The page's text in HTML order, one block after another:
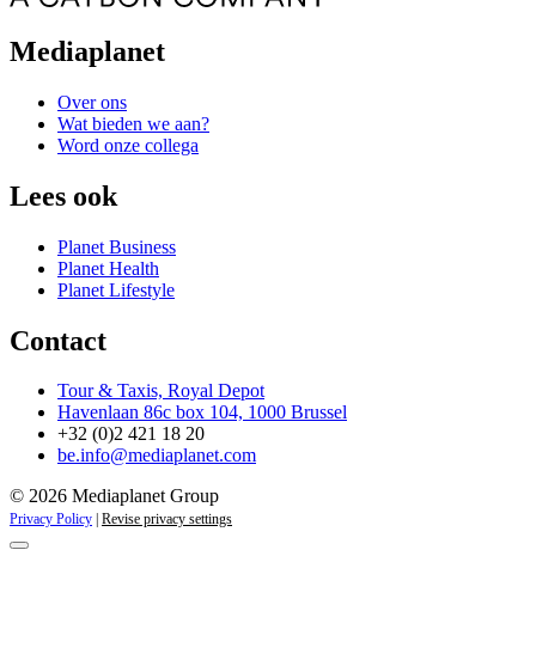
Mediaplanet
Over ons
Wat bieden we aan?
Word onze collega
Lees ook
Planet Business
Planet Health
Planet Lifestyle
Contact
Tour & Taxis, Royal Depot
Havenlaan 86c box 104, 1000 Brussel
+32 (0)2 421 18 20
be.info@mediaplanet.com
© 2026 Mediaplanet Group
Privacy Policy Revise privacy settings